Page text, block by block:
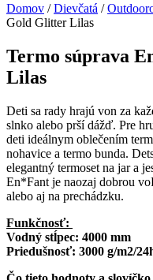
Domov /Dievčatá /
Gold Glitter Lilas
Termo súprava
Lilas
Deti sa rady hrajú von za
slnko alebo prší dážď. Pre
deti ideálnym oblečením
nohavice a termo bunda.
elegantný termoset na jar a
En*Fant je naozaj dobrou
alebo aj na prechádzku.
Funkčnosť:
Vodný stĺpec: 4000 mm
Priedušnosť: 3000 g/m2/